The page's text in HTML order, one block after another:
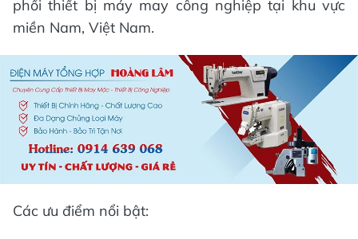
phối thiết bị máy may công nghiệp tại khu vực
miền Nam, Việt Nam.
Các ưu điểm nổi bật: